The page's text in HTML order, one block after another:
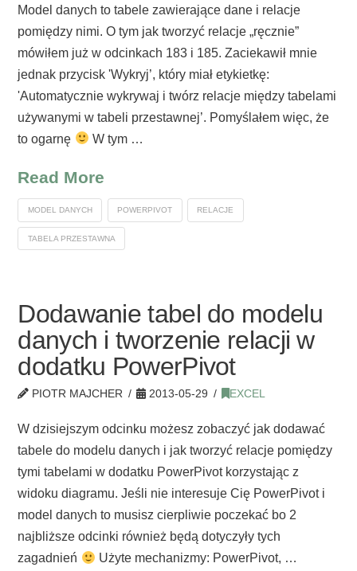
Model danych to tabele zawierające dane i relacje
pomiędzy nimi. O tym jak tworzyć relacje „ręcznie”
mówiłem już w odcinkach 183 i 185. Zaciekawił mnie
jednak przycisk 'Wykryj’, który miał etykietkę:
'Automatycznie wykrywaj i twórz relacje między tabelami
używanymi w tabeli przestawnej’. Pomyślałem więc, że
to ogarnę
W tym …
Read More
MODEL DANYCH POWERPIVOT RELACJE
TABELA PRZESTAWNA
Dodawanie tabel do modelu
danych i tworzenie relacji w
dodatku PowerPivot
PIOTR MAJCHER 2013-05-29 EXCEL
W dzisiejszym odcinku możesz zobaczyć jak dodawać
tabele do modelu danych i jak tworzyć relacje pomiędzy
tymi tabelami w dodatku PowerPivot korzystając z
widoku diagramu. Jeśli nie interesuje Cię PowerPivot i
model danych to musisz cierpliwie poczekać bo 2
najbliższe odcinki również będą dotyczyły tych
zagadnień
Użyte mechanizmy: PowerPivot, …